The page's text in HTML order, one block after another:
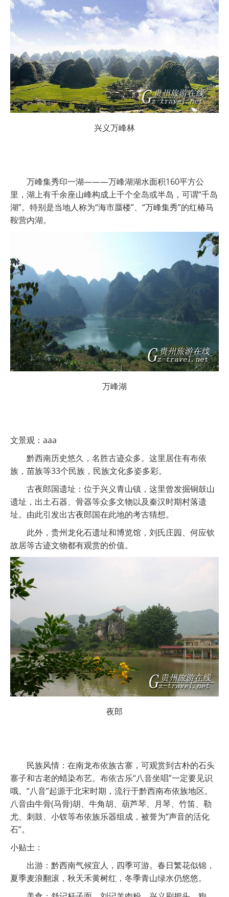
兴义万峰林
万峰集秀印一湖———万峰湖湖水面积160平方公
里，湖上有千余座山峰构成上千个全岛或半岛，可谓“千岛
湖”。特别是当地人称为“海市蜃楼”、“万峰集秀”的红椿马
鞍营内湖。
万峰湖
文景观：aaa
黔西南历史悠久，名胜古迹众多。这里居住有布依
族，苗族等33个民族，民族文化多姿多彩。
古夜郎国遗址：位于兴义青山镇，这里曾发掘铜鼓山
遗址，出土石器、骨器等众多文物以及秦汉时期村落遗
址。由此引发出古夜郎国在此地的考古猜想。
此外，贵州龙化石遗址和博览馆，刘氏庄园、何应钦
故居等古迹文物都有观赏的价值。
夜郎
民族风情：在南龙布依族古寨，可观赏到古朴的石头
寨子和古老的蜡染布艺。布依古乐“八音坐唱”一定要见识
哦。“八音”起源于北宋时期，流行于黔西南布依族地区。
八音由牛骨(马骨)胡、牛角胡、葫芦琴、月琴、竹笛、勒
尤、刺鼓、小钗等布依族乐器组成，被誉为“声音的活化
石”。
小贴士：
出游：黔西南气候宜人，四季可游。春日繁花似锦，
夏季麦浪翻滚，秋天禾黄树红，冬季青山绿水仍悠悠。